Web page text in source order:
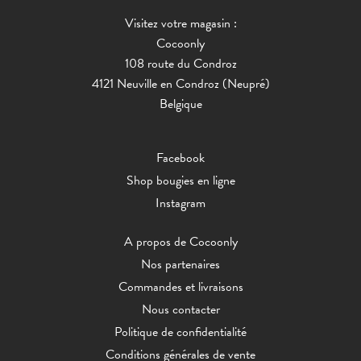
Visitez votre magasin :
Cocoonly
108 route du Condroz
4121 Neuville en Condroz (Neupré)
Belgique
Facebook
Shop bougies en ligne
Instagram
A propos de Cocoonly
Nos partenaires
Commandes et livraisons
Nous contacter
Politique de confidentialité
Conditions générales de vente